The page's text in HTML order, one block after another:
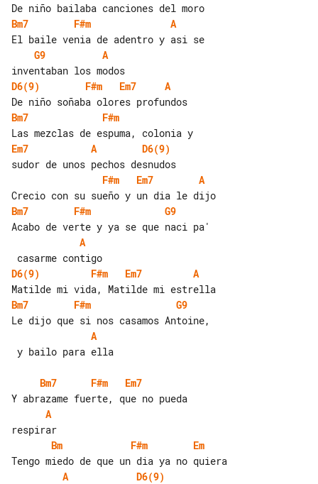
Bm7
F#m
A
G9
A
D6(9)
F#m Em7
A
Bm7
F#m
Em7
A
D6(9)
F#m
Em7
A
Bm7
F#m
G9
A
D6(9)
F#m Em7
A
Bm7
F#m
G9
A
Bm7 F#m
Em7
A
Bm
F#m
Em
A
D6(9)